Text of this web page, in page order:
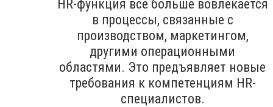
HR-функция всё больше вовлекается
в процессы, связанные с
производством, маркетингом,
другими операционными
областями. Это предъявляет новые
требования к компетенциям HR-
специалистов.